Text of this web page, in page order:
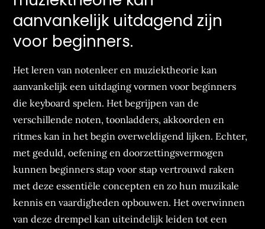
aanvankelijk uitdagend zijn
voor beginners.
Het leren van notenleer en muziektheorie kan
aanvankelijk een uitdaging vormen voor beginners
die keyboard spelen. Het begrijpen van de
verschillende noten, toonladders, akkoorden en
ritmes kan in het begin overweldigend lijken. Echter,
met geduld, oefening en doorzettingsvermogen
kunnen beginners stap voor stap vertrouwd raken
met deze essentiële concepten en zo hun muzikale
kennis en vaardigheden opbouwen. Het overwinnen
van deze drempel kan uiteindelijk leiden tot een